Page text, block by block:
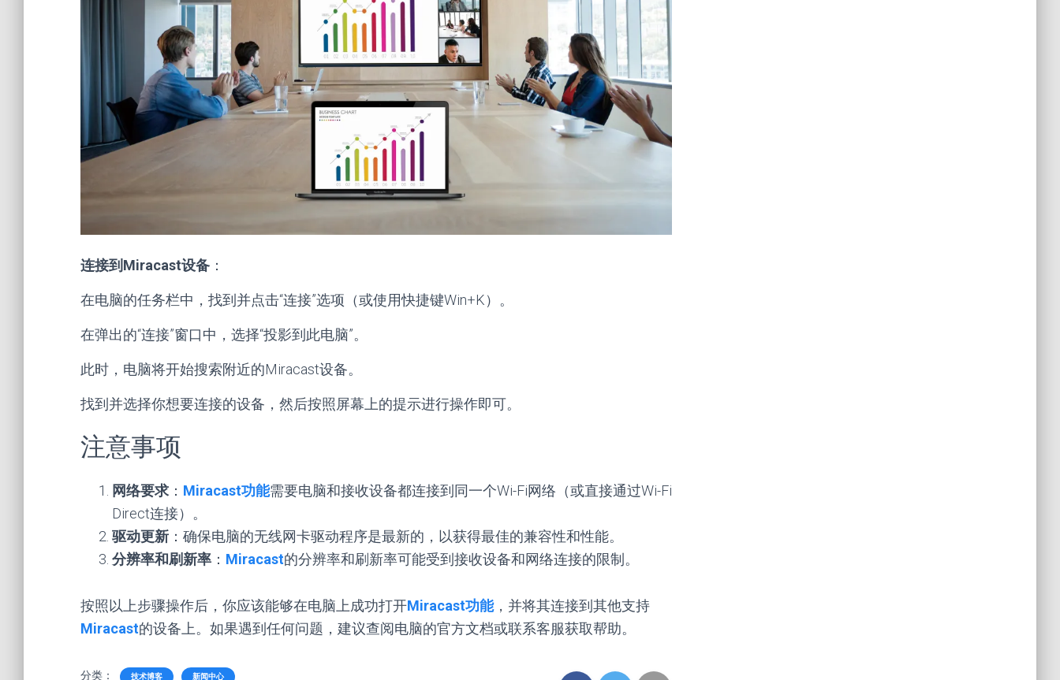
连接到Miracast设备 ：
在电脑的任务栏中，找到并点击“连接”选项（或使用快捷键Win+K）。
在弹出的“连接”窗口中，选择“投影到此电脑”。
此时，电脑将开始搜索附近的Miracast设备。
找到并选择你想要连接的设备，然后按照屏幕上的提示进行操作即可。
注意事项
网络要求 ： Miracast功能需要电脑和接收设备都连接到同一个Wi-Fi网络（或直接通过Wi-Fi
Direct连接）。
驱动更新 ：确保电脑的无线网卡驱动程序是最新的，以获得最佳的兼容性和性能。
分辨率和刷新率 ： Miracast的分辨率和刷新率可能受到接收设备和网络连接的限制。
按照以上步骤操作后，你应该能够在电脑上成功打开Miracast功能，并将其连接到其他支持
Miracast的设备上。如果遇到任何问题，建议查阅电脑的官方文档或联系客服获取帮助。
分类： 技术博客 新闻中心